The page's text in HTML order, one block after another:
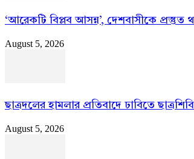
‘আরেকটি বিপ্লব আসন্ন’, দেশবাসীকে
August 5, 2026
ছাত্রদলের হামলার প্রতিবাদে ঢাবিতে
August 5, 2026